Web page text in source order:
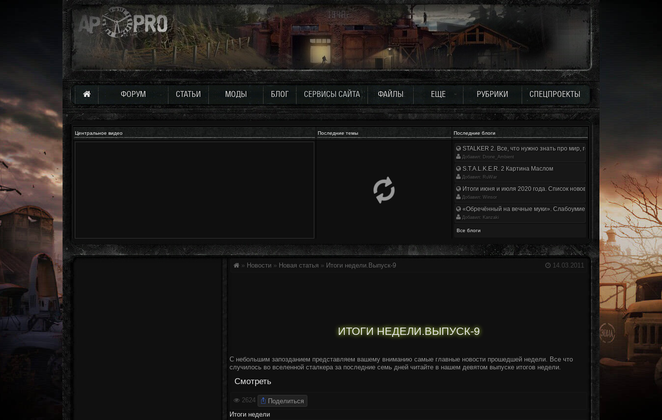
ФОРУМ СТАТЬИ МОДЫ БЛОГ СЕРВИСЫ САЙТА ФАЙЛЫ ЕЩЕ РУБРИКИ СПЕЦПРОЕКТЫ
Центральное видео Последние темы Последние блоги
STALKER 2. Все, что нужно знать про мир, геймплей и сюжет | Разбор
Добавил: Drone_Ambient
S.T.A.L.K.E.R. 2 Картина Маслом
Добавил: RuWar
Итоги июня и июля 2020 года. Список нововведений
Добавил: Winsor
«Обречённый на вечные муки». Слабоумие и отвага
Добавил: Kanzaki
Все блоги
14.03.2011
» Новости » Новая статья » Итоги недели.Выпуск-9
ИТОГИ НЕДЕЛИ.ВЫПУСК-9
С небольшим запозданием представляем вашему вниманию самые главные новости прошедшей недели. Все что
случилось во вселенной сталкера за последние семь дней читайте в нашем девятом выпуске итогов недели.
Смотреть
2624 Поделиться
Итоги недели